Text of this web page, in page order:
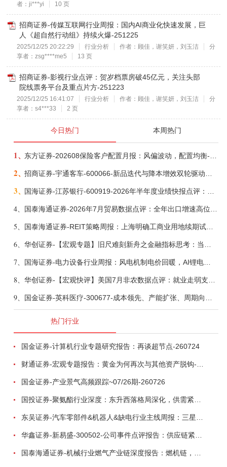
者：ji***yi
10 页
招商证券-传媒互联网行业周报：国内AI商业化快速发展，巨
人《超自然行动组》持续火爆-251225
2025/12/25 20:22:29 行业分析 作者：顾佳，谢笑妍，刘玉洁
分
享者：zsg****me5
13 页
招商证券-影视行业点评：贺岁档票房破45亿元，关注头部
院线票务平台及重点片方-251223
2025/12/25 16:41:07 行业分析 作者：顾佳，谢笑妍，刘玉洁
分
享者：s4***33
2 页
今日热门 本周热门
1、
2、
3、
4、
5、 国泰海通证券-REIT策略周报：上海明确工商业用地续期试行框架-260808
6、
7、 国海证券-电力设备行业周报：风电机制电价回暖，AI锂电全链维持高景气-260808
8、
9、
热门行业
国金证券-计算机行业专题研究报告：再谈超节点-260724
国金证券-产业景气高频跟踪~07/26期-260726